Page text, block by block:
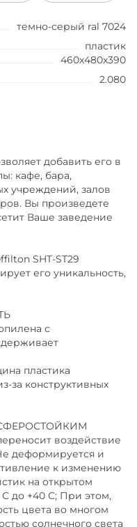
темно-серый ral 7024
пластик
460x480x390
2.080
добавить его в
кафе, бара,
учреждений, залов
Вы произведете
Ваше заведение
SHT-ST29
его уникальность,
с
пластика
за конструктивных
воздействие
деформируется и
к изменению
на открытом
С до +40 С; При этом,
цвета во многом
солнечного света